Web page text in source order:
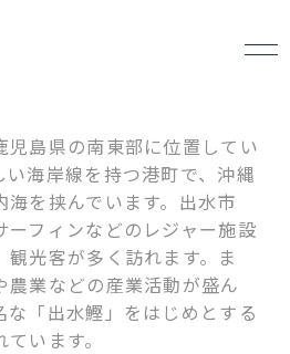
児島県の南東部に位置してい
い海岸線を持つ港町で、沖縄
を挟んでいます。出水市
ーフィンなどのレジャー施設
光客が多く訪れます。ま
農業などの産業活動が盛ん
「出水鰹」をはじめとする
います。